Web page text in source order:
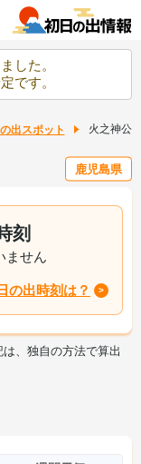
した。
です。
出スポット 火之神公
鹿児島県
刻
ません
の出時刻は？
、独自の方法で算出